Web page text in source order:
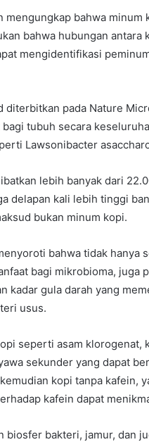
mengungkap bahwa
bahwa hubungan
mengidentifikasi
diterbitkan pada Nature
tubuh secara
Lawsonibacter
lebih banyak dari
delapan kali lebih tinggi
bukan minum kopi.
bahwa tidak hanya
bagi mikrobioma,
kadar gula darah yang
usus.
seperti asam
sekunder yang dapat
kopi tanpa kafein,
kafein dapat
biosfer bakteri, jamur, dan